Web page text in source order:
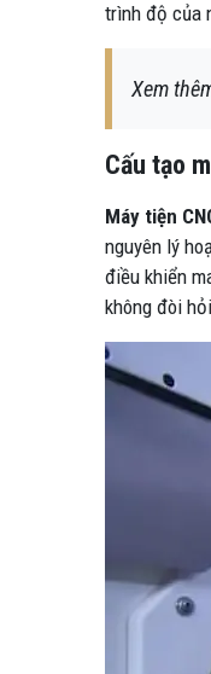
trình độ của
Xem
Cấu tạo
Máy tiện
nguyên lý
điều khiển
không đòi